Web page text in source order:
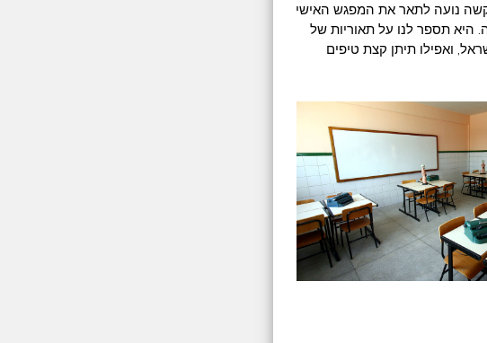
נועה לתאר את המפגש האישי
תספר לנו על תאוריות של
ואפילו תיתן קצת טיפים